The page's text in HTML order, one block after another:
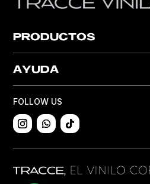
PRODUCTOS
AYUDA
FOLLOW US